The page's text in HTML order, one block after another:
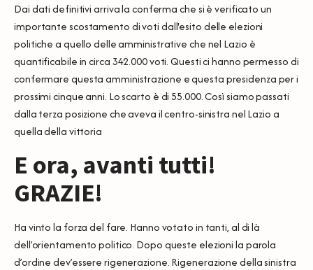
Dai dati definitivi arriva la conferma che si è verificato un
importante scostamento di voti dall'esito delle elezioni
politiche a quello delle amministrative che nel Lazio è
quantificabile in circa 342.000 voti. Questi ci hanno permesso di
confermare questa amministrazione e questa presidenza per i
prossimi cinque anni. Lo scarto è di 55.000. Così siamo passati
dalla terza posizione che aveva il centro-sinistra nel Lazio a
quella della vittoria
E ora, avanti tutti!
GRAZIE!
Ha vinto la forza del fare. Hanno votato in tanti, al di là
dell’orientamento politico. Dopo queste elezioni la parola
d’ordine dev’essere rigenerazione. Rigenerazione della sinistra